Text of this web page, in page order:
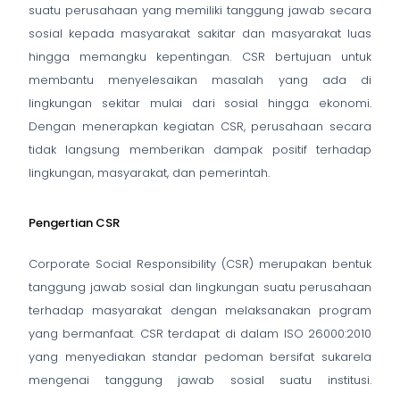
suatu perusahaan yang memiliki tanggung jawab secara
sosial kepada masyarakat sakitar dan masyarakat luas
hingga memangku kepentingan. CSR bertujuan untuk
membantu menyelesaikan masalah yang ada di
lingkungan sekitar mulai dari sosial hingga ekonomi.
Dengan menerapkan kegiatan CSR, perusahaan secara
tidak langsung memberikan dampak positif terhadap
lingkungan, masyarakat, dan pemerintah.
Pengertian CSR
Corporate Social Responsibility (CSR) merupakan bentuk
tanggung jawab sosial dan lingkungan suatu perusahaan
terhadap masyarakat dengan melaksanakan program
yang bermanfaat. CSR terdapat di dalam ISO 26000:2010
yang menyediakan standar pedoman bersifat sukarela
mengenai tanggung jawab sosial suatu institusi.